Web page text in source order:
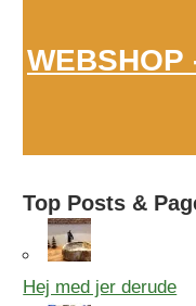
WEBSHOP
Top Posts &
Hej med jer derude